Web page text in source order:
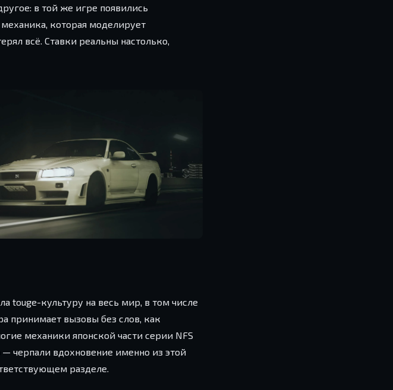
в той же игре появились
которая моделирует
всё. Ставки реальны настолько,
touge-культуру на весь мир, в том числе
принимает вызовы без слов, как
механики японской части серии NFS
черпали вдохновение именно из этой
разделе.